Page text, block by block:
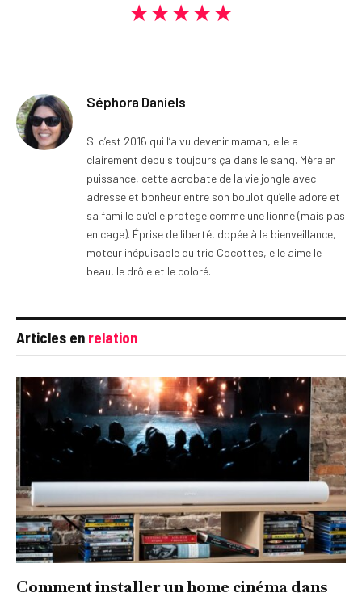
★★★★★
Séphora Daniels
Si c’est 2016 qui l’a vu devenir maman, elle a
clairement depuis toujours ça dans le sang. Mère en
puissance, cette acrobate de la vie jongle avec
adresse et bonheur entre son boulot qu’elle adore et
sa famille qu’elle protège comme une lionne (mais pas
en cage). Éprise de liberté, dopée à la bienveillance,
moteur inépuisable du trio Cocottes, elle aime le
beau, le drôle et le coloré.
Articles en relation
Comment installer un home cinéma dans